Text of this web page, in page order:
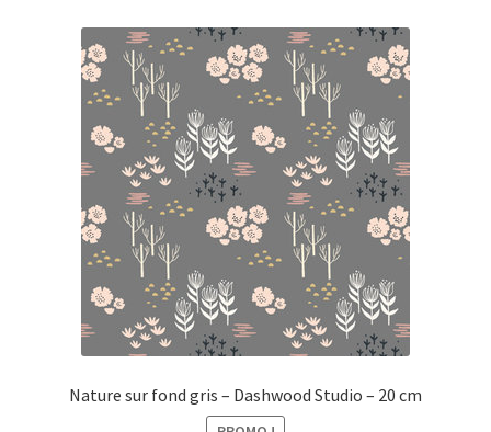
Panier
My Account
Wishlist
Paiement
Plan du site
Possibilité de retrait gratuit
Nature sur fond gris – Dashwood Studio – 20 cm